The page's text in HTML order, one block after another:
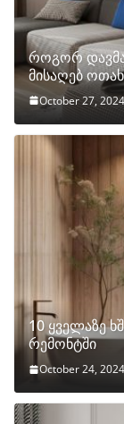
როგორ
მისაღებ
October 27, 2024
10 ყველაზე
რემონტში
October 24, 2024